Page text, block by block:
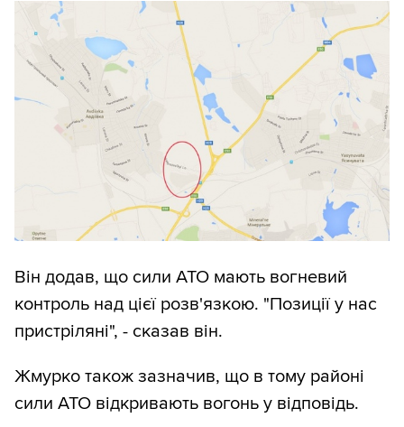
Він додав, що сили АТО мають вогневий
контроль над цієї розв'язкою. "Позиції у нас
пристріляні", - сказав він.
Жмурко також зазначив, що в тому районі
сили АТО відкривають вогонь у відповідь.